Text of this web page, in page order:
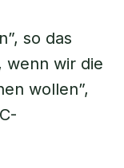
so das
wenn wir die
wollen”,